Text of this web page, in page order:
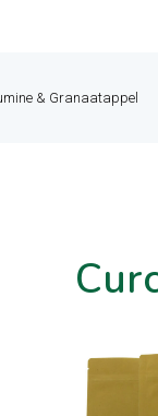
& Granaatappel